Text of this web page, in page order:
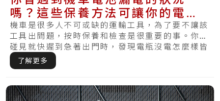
嗎？這些保養方法可讓你的電池
更健康且不再漏電
機車是很多人不可或缺的運輸工具，為了要不讓該
工具出問題，按時保養和檢查是很重要的事。你有
碰見就快遲到急著出門時，發現電瓶沒電怎麼樣皆
無法.....
了解更多